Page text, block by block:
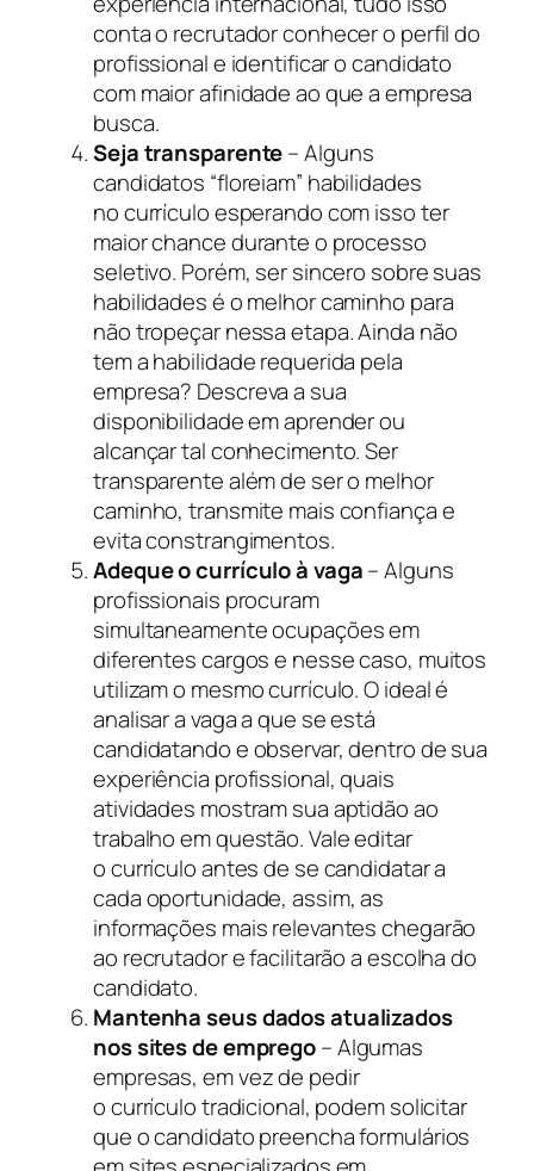
conta o recrutador conhecer o perfil do
profissional e identificar o candidato
com maior afinidade ao que a empresa
busca.
Seja transparente– Alguns
candidatos “floreiam” habilidades
no currículo esperando com isso ter
maior chance durante o processo
seletivo. Porém, ser sincero sobre suas
habilidades é o melhor caminho para
não tropeçar nessa etapa. Ainda não
tem a habilidade requerida pela
empresa? Descreva a sua
disponibilidade em aprender ou
alcançar tal conhecimento. Ser
transparente além de ser o melhor
caminho, transmite mais confiança e
evita constrangimentos.
Adeque o currículo à vaga– Alguns
profissionais procuram
simultaneamente ocupações em
diferentes cargos e nesse caso, muitos
utilizam o mesmo currículo. O ideal é
analisar a vaga a que se está
candidatando e observar, dentro de sua
experiência profissional, quais
atividades mostram sua aptidão ao
trabalho em questão. Vale editar
o currículo antes de se candidatar a
cada oportunidade, assim, as
informações mais relevantes chegarão
ao recrutador e facilitarão a escolha do
candidato.
Mantenha seus dados atualizados
nos sites de emprego– Algumas
empresas, em vez de pedir
o currículo tradicional, podem solicitar
que o candidato preencha formulários